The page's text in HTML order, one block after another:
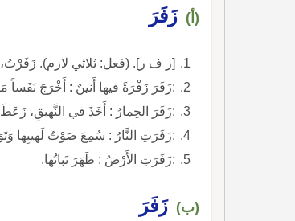
(أ) زَفَرَ
[ز ف ر]. (فعل: ثلاثي لازم).
:زَفَرَ زَفْرَةً فيها أَنينٌ : أَخْرَجَ
:زَفَرَ الحِمارُ : أَخَذَ في النَّهيقِ،
:زَفَرَتِ النَّارُ : سُمِعَ صَوْتُ لَهيبِها
:زَفَرَتِ الأَرْضُ : ظَهَرَ نَباتُها.
(ب) زَفَرَ